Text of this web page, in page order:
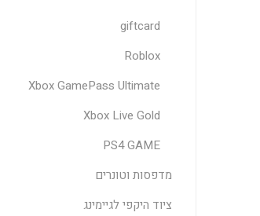
giftcard
Roblox
Xbox GamePass Ultimate
Xbox Live Gold
PS4 GAME
מדפסות וטונרים
ציוד היקפי לגיימינג